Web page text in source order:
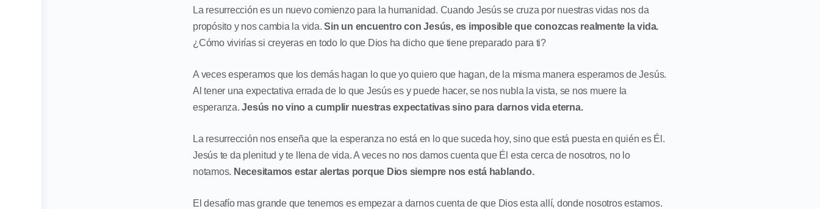
La resurrección es un nuevo comienzo para la humanidad. Cuando Jesús se cruza por nuestras vidas nos da
propósito y nos cambia la vida.Sin un encuentro con Jesús, es imposible que conozcas realmente la vida.
¿Cómo vivirías si creyeras en todo lo que Dios ha dicho que tiene preparado para ti?
A veces esperamos que los demás hagan lo que yo quiero que hagan, de la misma manera esperamos de Jesús.
Al tener una expectativa errada de lo que Jesús es y puede hacer, se nos nubla la vista, se nos muere la
esperanza.Jesús no vino a cumplir nuestras expectativas sino para darnos vida eterna.
La resurrección nos enseña que la esperanza no está en lo que suceda hoy, sino que está puesta en quién es Él.
Jesús te da plenitud y te llena de vida. A veces no nos damos cuenta que Él esta cerca de nosotros, no lo
notamos. Necesitamos estar alertas porque Dios siempre nos está hablando.
El desafío mas grande que tenemos es empezar a darnos cuenta de que Dios esta allí, donde nosotros estamos.